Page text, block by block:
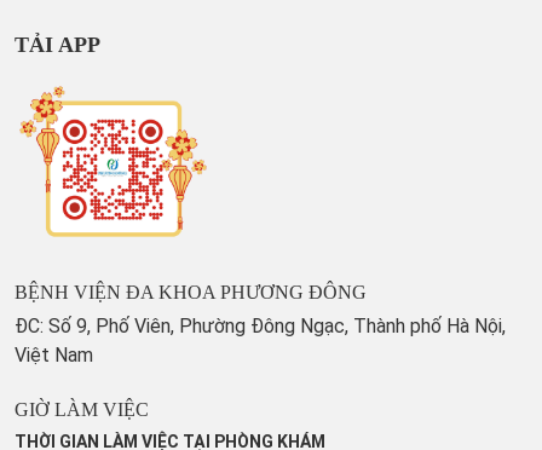
TẢI APP
BỆNH VIỆN ĐA KHOA PHƯƠNG ĐÔNG
ĐC: Số 9, Phố Viên, Phường Đông Ngạc, Thành phố Hà Nội,
Việt Nam
GIỜ LÀM VIỆC
THỜI GIAN LÀM VIỆC TẠI PHÒNG KHÁM